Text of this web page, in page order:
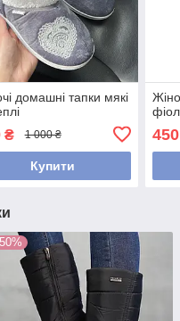
домашні тапки мякі
₴ 1 000 ₴
Купити
450